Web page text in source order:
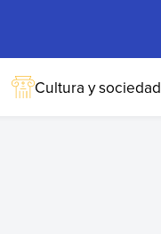
Cultura y sociedad